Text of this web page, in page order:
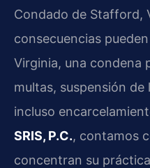
Condado de Stafford,
consecuencias
Virginia, una condena
multas, suspensión
incluso
SRIS, P.C., contamos
concentran su